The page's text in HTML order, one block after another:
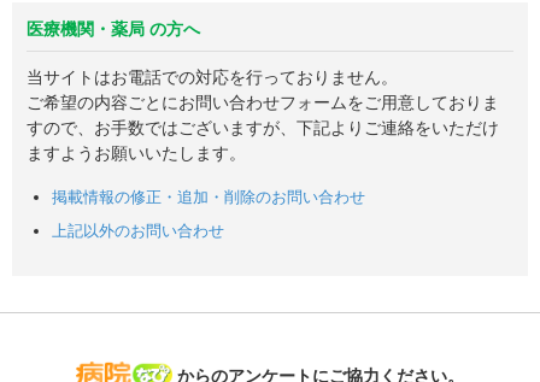
医療機関・薬局 の方へ
当サイトはお電話での対応を行っておりません。
ご希望の内容ごとにお問い合わせフォームをご用意しておりま
すので、お手数ではございますが、下記よりご連絡をいただけ
ますようお願いいたします。
掲載情報の修正・追加・削除のお問い合わせ
上記以外のお問い合わせ
病院なび
からのアンケートにご協力ください。